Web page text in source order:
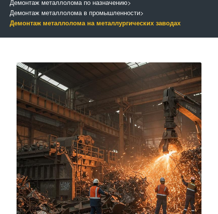
Демонтаж металлолома по назначению>
Демонтаж металлолома в промышленности>
Демонтаж металлолома на металлургических заводах